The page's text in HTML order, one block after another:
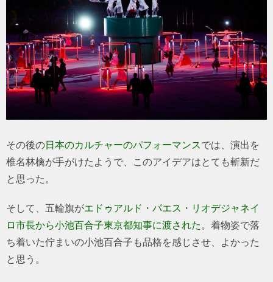
その後の日本のカルチャーのパフォーマンスでは、演出を
椎名林檎が手がけたようで、このアイデアはとても斬新だ
と思った。
そして、五輪旗がエドゥアルド・パエス・リオデジャネイ
ロ市長から小池百合子東京都知事に渡された。着物姿で落
ち着いた佇まいの小池百合子も品格を感じさせ、よかった
と思う。